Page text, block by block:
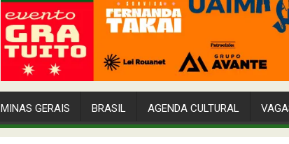
MINAS GERAIS BRASIL AGENDA CULTURAL